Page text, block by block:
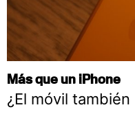
Más que un iPhone
¿El móvil